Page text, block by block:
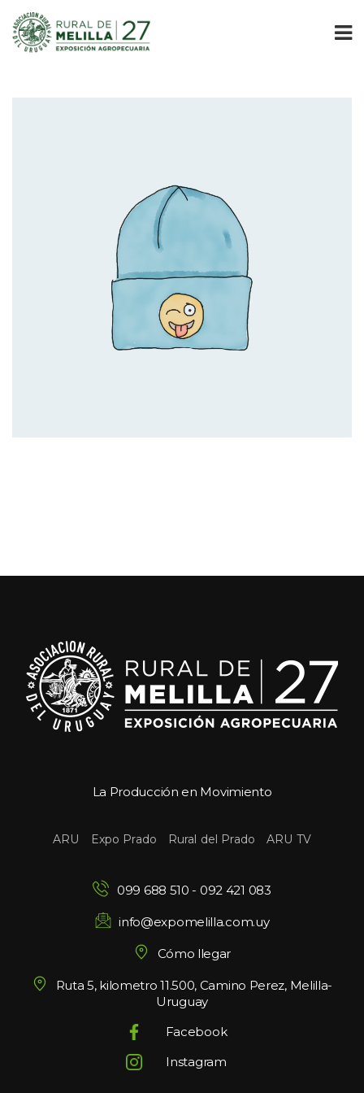
La Producción en Movimiento
ARU Expo Prado Rural del Prado ARU TV
099 688 510 - 092 421 083
info@expomelilla.com.uy
Cómo llegar
Ruta 5, kilometro 11.500, Camino Perez, Melilla-
Uruguay
Facebook
Instagram